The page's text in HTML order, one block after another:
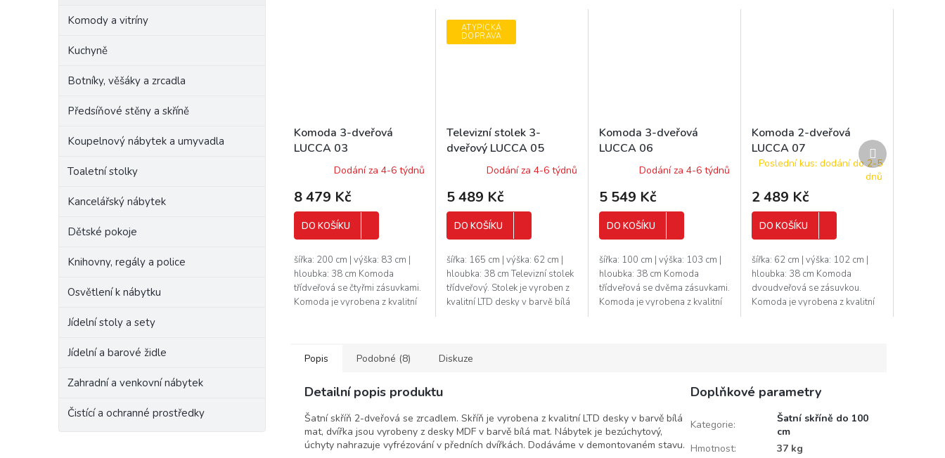
Komody a vitríny
Kuchyně
Botníky, věšáky a zrcadla
Předsíňové stěny a skříně
Koupelnový nábytek a umyvadla
Toaletní stolky
Kancelářský nábytek
Dětské pokoje
Knihovny, regály a police
Osvětlení k nábytku
Jídelní stoly a sety
Jídelní a barové židle
Zahradní a venkovní nábytek
Čistící a ochranné prostředky
Komoda 3-dveřová
LUCCA 03
Dodání za 4-6 týdnů
8 479 Kč
DO KOŠÍKU
šířka: 200 cm | výška: 83 cm |
hloubka: 38 cm Komoda
třídveřová se čtyřmi zásuvkami.
Komoda je vyrobena z kvalitní
ATYPICKÁ
DOPRAVA
Televizní stolek 3-
dveřový LUCCA 05
Dodání za 4-6 týdnů
5 489 Kč
DO KOŠÍKU
šířka: 165 cm | výška: 62 cm |
hloubka: 38 cm Televizní stolek
třídveřový. Stolek je vyroben z
kvalitní LTD desky v barvě bílá
Komoda 3-dveřová
LUCCA 06
Dodání za 4-6 týdnů
5 549 Kč
DO KOŠÍKU
šířka: 100 cm | výška: 103 cm |
hloubka: 38 cm Komoda
třídveřová se dvěma zásuvkami.
Komoda je vyrobena z kvalitní
Komoda 2-dveřová
LUCCA 07
Poslední kus: dodání do 2-5
dnů
2 489 Kč
DO KOŠÍKU
šířka: 62 cm | výška: 102 cm |
hloubka: 38 cm Komoda
dvoudveřová se zásuvkou.
Komoda je vyrobena z kvalitní
Další
produkt
Popis Podobné (8) Diskuze
Detailní popis produktu
Šatní skříň 2-dveřová se zrcadlem. Skříň je vyrobena z kvalitní LTD desky v barvě bílá
mat, dvířka jsou vyrobeny z desky MDF v barvě bílá mat. Nábytek je bezúchytový,
úchyty nahrazuje vyfrézování v předních dvířkách. Dodáváme v demontovaném stavu.
Doplňkové parametry
Kategorie:
Šatní skříně do 100
cm
Hmotnost:
37 kg